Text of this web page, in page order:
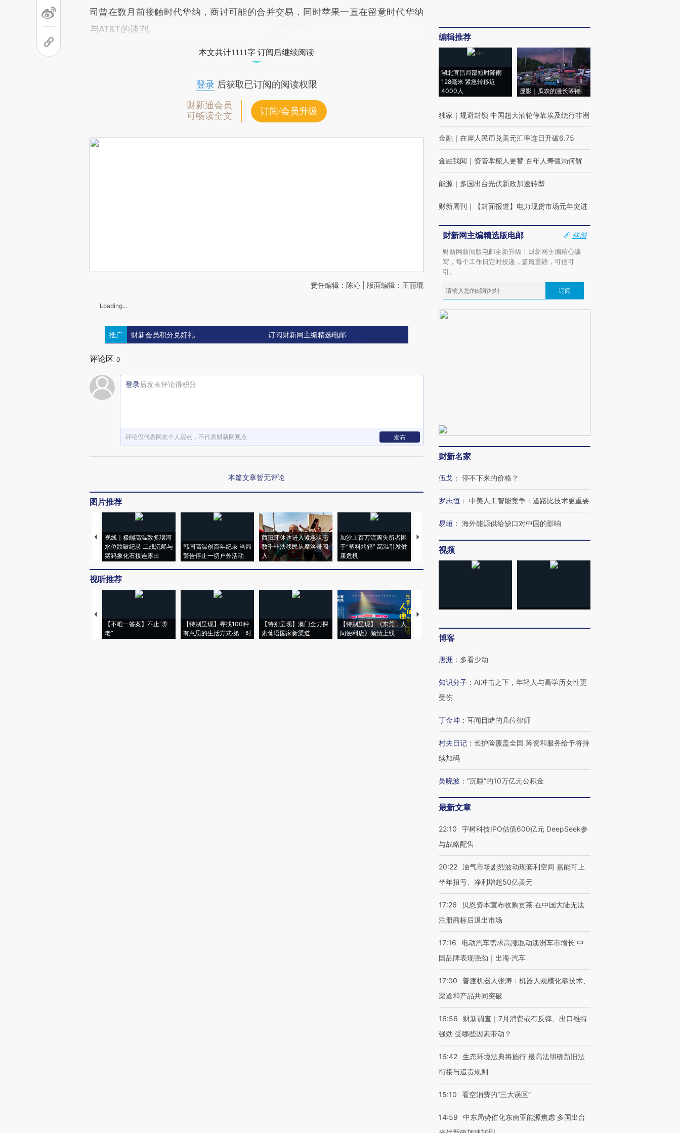
司曾在数月前接触时代华纳，商讨可能的合并交易，同时苹果一直在留意时代华纳
与AT&T的谈判。
本文共计1111字 订阅后继续阅读
登录后获取已订阅的阅读权限
财新通会员
可畅读全文
订阅/会员升级
责任编辑：陈沁 | 版面编辑：王丽琨
Loading...
推广 财新会员积分兑好礼 订阅财新网主编精选电邮
评论区 0
登录后发表评论得积分
评论仅代表网友个人观点，不代表财新网观点 发布
本篇文章暂无评论
图片推荐
视线｜极端高温致多瑙河
水位跌破纪录 二战沉船与
猛犸象化石接连露出
韩国高温创百年纪录 当局
警告停止一切户外活动
西班牙休达进入紧急状态
数千非法移民从摩洛哥闯
入
加沙上百万流离失所者困
于“塑料烤箱” 高温引发健
康危机
视线｜HYROX的吸金
术：是什么让中产们甘
心“花钱找虐”？
视听推荐
【不唯一答案】不止“养
老”
【特别呈现】寻找100种
有意思的生活方式·第一对
【特别呈现】澳门全力探
索葡语国家新渠道
【特别呈现】《东莞，人
间便利店》倾情上线
【推广】走进第四届链博
编辑推荐
湖北宜昌局部短时降雨
128毫米 紧急转移近
4000人
显影｜瓜农的漫长等待
独家 ｜ 规避封锁 中国超大油轮停靠埃及绕行非洲
金融 ｜ 在岸人民币兑美元汇率连日升破6.75
金融我闻 ｜ 资管掌舵人更替 百年人寿僵局何解
能源 ｜ 多国出台光伏新政加速转型
财新周刊 ｜ 【封面报道】电力现货市场元年突进
财新网主编精选版电邮
样例
财新网新闻版电邮全新升级！财新网主编精心编
写，每个工作日定时投递，篇篇重磅，可信可
引。
订阅
财新名家
伍戈 ： 停不下来的价格？
罗志恒 ： 中美人工智能竞争：道路比技术更重要
易峘 ： 海外能源供给缺口对中国的影响
视频
博客
唐涯 ： 多看少动
知识分子 ： AI冲击之下，年轻人与高学历女性更
受伤
丁金坤 ： 耳闻目睹的几位律师
村夫日记 ： 长护险覆盖全国 筹资和服务给予将持
续加码
吴晓波 ： “沉睡”的10万亿元公积金
最新文章
22:10
宇树科技IPO估值600亿元 DeepSeek参
与战略配售
20:22 油气市场剧烈波动现套利空间 嘉能可上
半年扭亏、净利增超50亿美元
17:26
贝恩资本宣布收购贡茶 在中国大陆无法
注册商标后退出市场
17:16
电动汽车需求高涨驱动澳洲车市增长 中
国品牌表现强劲｜出海·汽车
17:00
普渡机器人张涛：机器人规模化靠技术、
渠道和产品共同突破
16:56
财新调查｜7月消费或有反弹、出口维持
强劲 受哪些因素带动？
16:42 生态环境法典将施行 最高法明确新旧法
衔接与追责规则
15:10 看空消费的“三大误区”
14:59
中东局势催化东南亚能源焦虑 多国出台